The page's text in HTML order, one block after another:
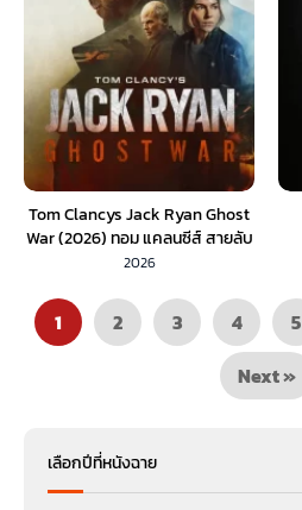
Tom Clancys Jack Ryan Ghost
War (2026) ทอม แคลนซีส์ สายลับ
แจ็ค ไรอัน ยุทธการเงาจารชน
2026
1 2 3 4 5
Next »
เลือกปีที่หนังฉาย